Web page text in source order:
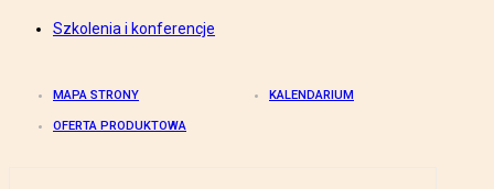
Szkolenia i konferencje
MAPA STRONY KALENDARIUM
OFERTA PRODUKTOWA